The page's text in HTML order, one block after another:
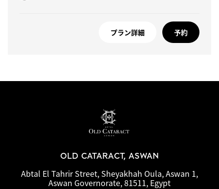
プラン詳細 予約
OLD CATARACT, ASWAN
Abtal El Tahrir Street, Sheyakhah Oula, Aswan 1,
Aswan Governorate, 81511, Egypt